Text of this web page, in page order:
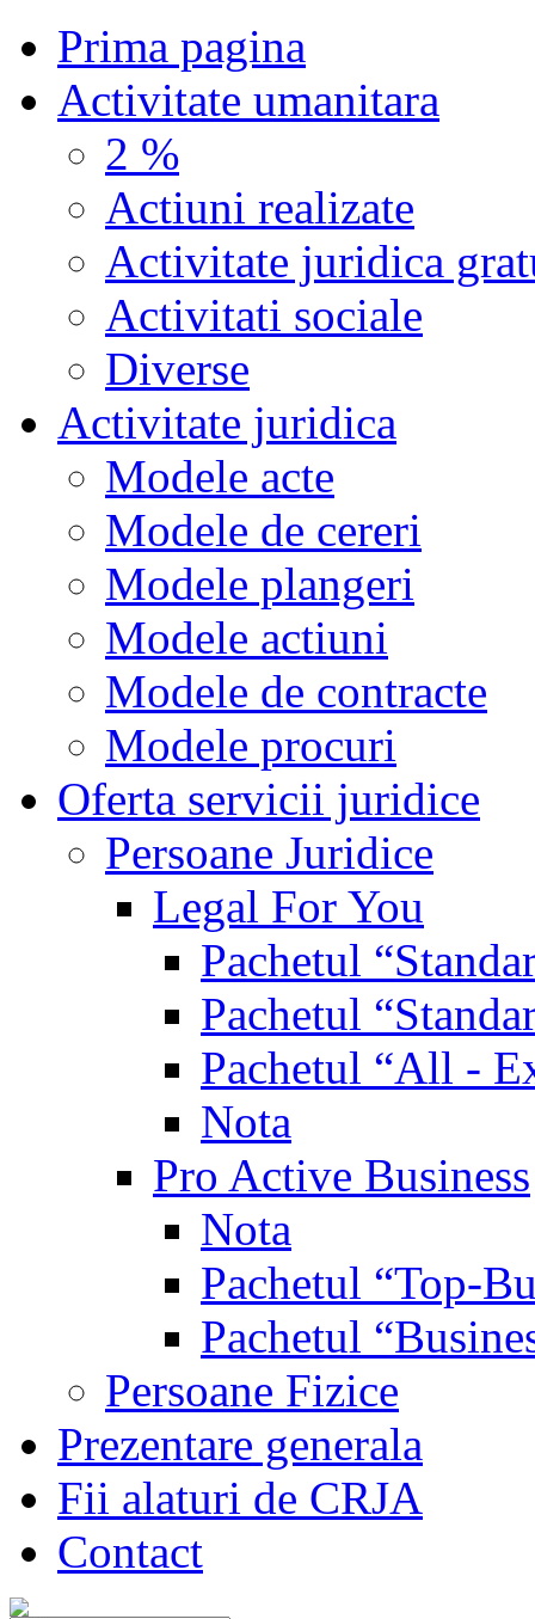
Prima pagina
Activitate umanitara
2 %
Actiuni realizate
Activitate juridica
Activitati sociale
Diverse
Activitate juridica
Modele acte
Modele de cereri
Modele plangeri
Modele actiuni
Modele de contracte
Modele procuri
Oferta servicii juridice
Persoane Juridice
Legal For You
Pachetul
Pachetul
Pachetul “All -
Nota
Pro Active Business
Nota
Pachetul “Top-
Pachetul
Persoane Fizice
Prezentare generala
Fii alaturi de CRJA
Contact